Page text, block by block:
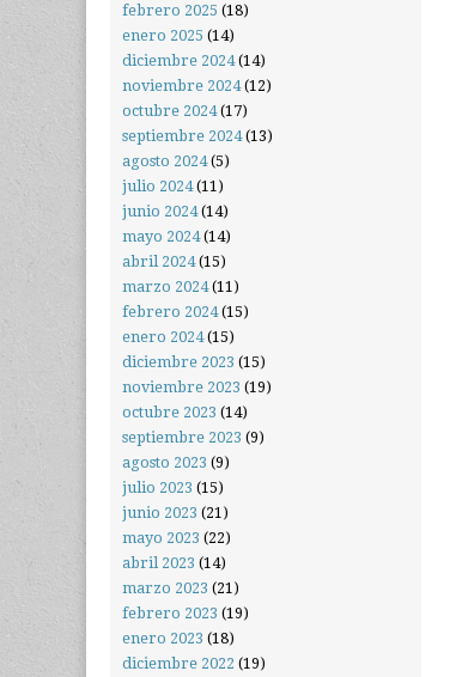
febrero 2025 (18)
enero 2025 (14)
diciembre 2024(14)
noviembre 2024(12)
octubre 2024(17)
septiembre 2024(13)
agosto 2024(5)
julio 2024(11)
junio 2024(14)
mayo 2024(14)
abril 2024(15)
marzo 2024(11)
febrero 2024(15)
enero 2024(15)
diciembre 2023 (15)
noviembre 2023 (19)
octubre 2023 (14)
septiembre 2023 (9)
agosto 2023 (9)
julio 2023 (15)
junio 2023 (21)
mayo 2023 (22)
abril 2023 (14)
marzo 2023 (21)
febrero 2023 (19)
enero 2023 (18)
diciembre 2022 (19)